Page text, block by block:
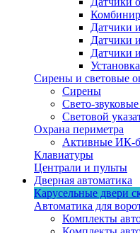
Датчики
Датчики
Датчики
Сирены и световые
Сирены
Свето-
Световой
Охрана периметра
Активные ИК-
Клавиатуры
Централи и пульты
Дверная автоматика
Карусельные двери
Автоматика для
Комплекты